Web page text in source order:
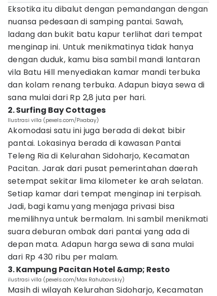
Eksotika itu dibalut dengan pemandangan dengan
nuansa pedesaan di samping pantai. Sawah,
ladang dan bukit batu kapur terlihat dari tempat
menginap ini. Untuk menikmatinya tidak hanya
dengan duduk, kamu bisa sambil mandi lantaran
vila Batu Hill menyediakan kamar mandi terbuka
dan kolam renang terbuka. Adapun biaya sewa di
sana mulai dari Rp 2,8 juta per hari.
2. Surfing Bay Cottages
Ilustrasi villa (pexels.com/Pixabay)
Akomodasi satu ini juga berada di dekat bibir
pantai. Lokasinya berada di kawasan Pantai
Teleng Ria di Kelurahan Sidoharjo, Kecamatan
Pacitan. Jarak dari pusat pemerintahan daerah
setempat sekitar lima kilometer ke arah selatan.
Setiap kamar dari tempat menginap ini terpisah.
Jadi, bagi kamu yang menjaga privasi bisa
memilihnya untuk bermalam. Ini sambil menikmati
suara deburan ombak dari pantai yang ada di
depan mata. Adapun harga sewa di sana mulai
dari Rp 430 ribu per malam.
3. Kampung Pacitan Hotel &amp; Resto
ilustrasi villa (pexels.com/Max Rahubovskiy)
Masih di wilayah Kelurahan Sidoharjo, Kecamatan